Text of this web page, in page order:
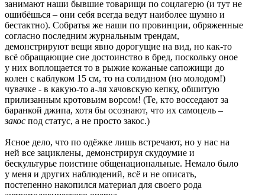
занимают наши бывшие товарищи по соцлагерю (и тут не
ошибёшься – они себя всегда ведут наиболее шумно и
бестактно). Собратья же наши по провинции, обряженные
согласно последним журнальным трендам,
демонстрируют вещи явно дорогущие на вид, но как-то
всё обращающие сие достоинство в бред, поскольку оное
у них воплощается то в рыжие кожаные сапожищи до
колен с каблуком 15 см, то на солидном (но молодом!)
чувачке - в какую-то а-ля хачовскую кепку, обшитую
прилизанным кротовьим ворсом! (Те, кто восседают за
баранкой джипа, хотя бы осознают, что их самоцель –
закос под статус, а не просто закос.)
Ясное дело, что по одёжке лишь встречают, но у нас на
ней все зациклены, демонстрируя скудоумие и
бескультурье поистине общенациональные. Немало было
у меня и других наблюдений, всё и не описать,
постепенно накопился материал для своего рода